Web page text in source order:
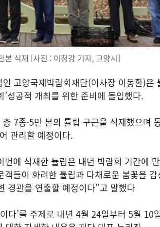
식재 [사진 : 이청강 기자, 고양시]
고양국제박람회재단(이사장 이동환)은
성공적 개최를 위한 준비에 돌입했다.
7종·5만 본의 튤립 구근을 식재했으며
관리할 예정이다.
에 식재한 튤립은 내년 박람회 기간에
들이 화려한 튤립과 다채로운 봄꽃을 감
경관을 연출할 예정이다”고 말했다
다’를 주제로 내년 4월 24일부터 5월 10